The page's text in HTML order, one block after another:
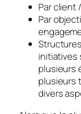
Par client
Par
initiatives
plusieurs
plusieurs
divers